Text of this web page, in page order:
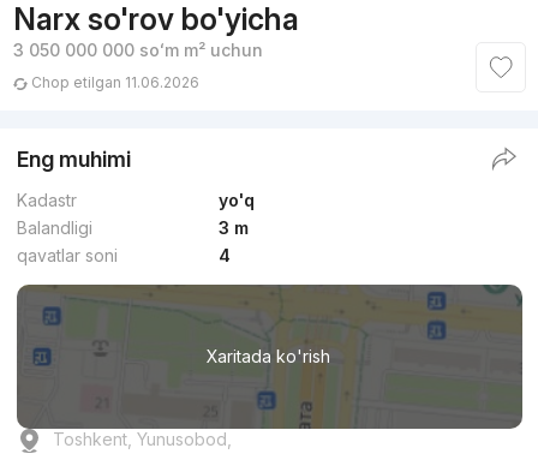
Narx so'rov bo'yicha
3 050 000 000 soʻmm² uchun
Chop etilgan 11.06.2026
Eng muhimi
Kadastr
yo'q
Balandligi
3 m
qavatlar soni
4
Xaritada ko'rish
Toshkent, Yunusobod,